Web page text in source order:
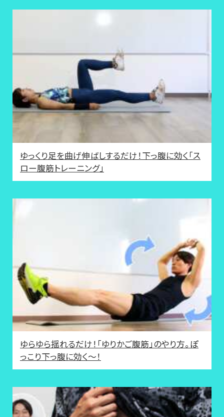
ゆっくり足を曲げ伸ばしするだけ！下っ腹に効く「ス
ロー腹筋トレーニング」
ゆらゆら揺れるだけ！「ゆりかご腹筋」のやり方。ぽ
っこり下っ腹に効く～！